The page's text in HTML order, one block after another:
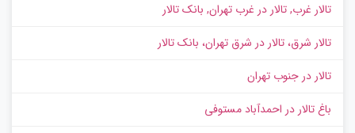
تالار غرب, تالار در غرب تهران, بانک تالار
تالار شرق، تالار در شرق تهران، بانک تالار
تالار در جنوب تهران
باغ تالار در احمدآباد مستوفی